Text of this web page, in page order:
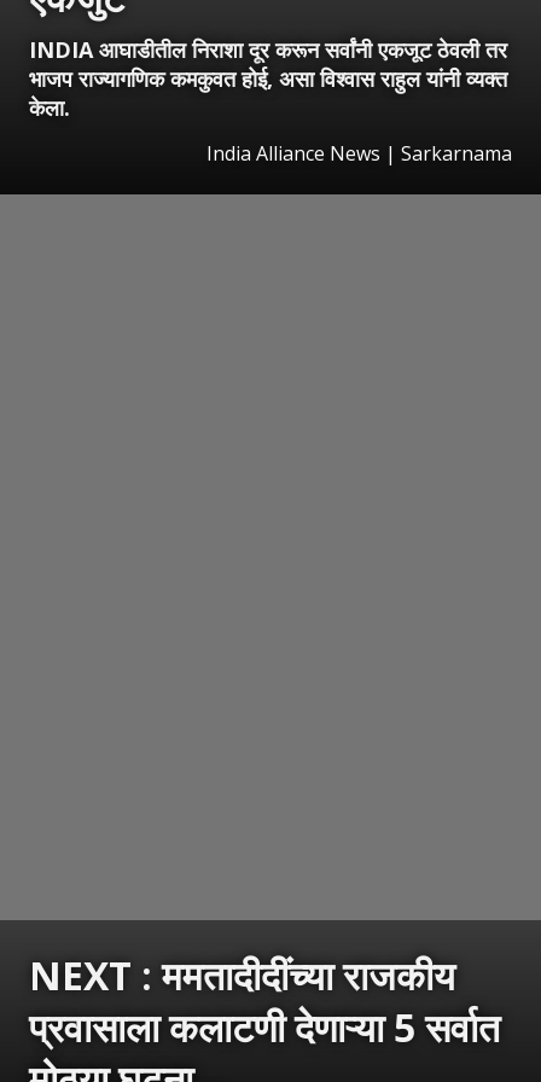
INDIA आघाडीतील निराशा दूर करून सर्वांनी एकजूट ठेवली तर
भाजप राज्यागणिक कमकुवत होई, असा विश्वास राहुल यांनी व्यक्त
केला.
India Alliance News | Sarkarnama
NEXT : ममतादीदींच्या राजकीय
प्रवासाला कलाटणी देणाऱ्या 5 सर्वात